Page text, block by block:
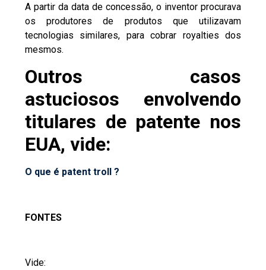
A partir da data de concessão, o inventor procurava
os produtores de produtos que utilizavam
tecnologias similares, para cobrar royalties dos
mesmos.
Outros casos
astuciosos envolvendo
titulares de patente nos
EUA, vide:
O que é patent troll ?
FONTES
Vide: